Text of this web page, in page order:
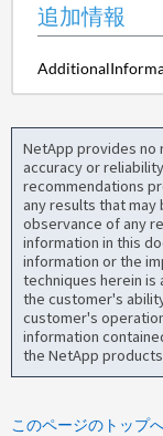
追加情報
NetApp provides
accuracy or
recommendations
any results that
observance of any
information in this
information or the
techniques herein
the customer's
customer's
information
the NetApp
このページのトップ